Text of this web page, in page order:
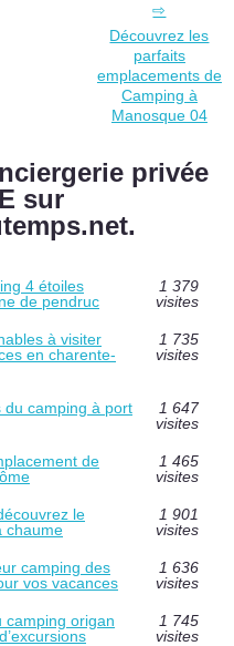
Découvrez les
parfaits
emplacements de
Camping à
Manosque 04
privée
sur
4 étoiles
de pendruc
1 379
visites
à visiter
en charente-
1 735
visites
du camping à port
1 647
visites
de
1 465
visites
le
chaume
1 901
visites
camping des
vos vacances
1 636
visites
camping origan
1 745
visites